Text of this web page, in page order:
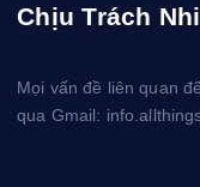
Chịu Trách
Mọi vấn đề liên quan
qua Gmail: